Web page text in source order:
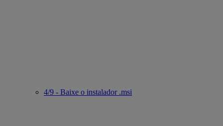
4/9 - Baixe o instalador .msi